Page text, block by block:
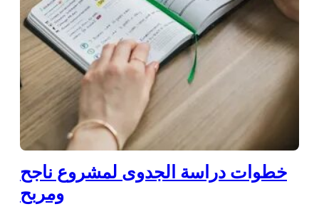
خطوات دراسة الجدوى لمشروع ناجح
ومربح